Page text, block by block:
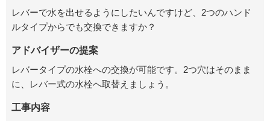
レバーで水を出せるようにしたいんですけど、2つのハンド
ルタイプからでも交換できますか？
アドバイザーの提案
レバータイプの水栓への交換が可能です。2つ穴はそのまま
に、レバー式の水栓へ取替えましょう。
工事内容